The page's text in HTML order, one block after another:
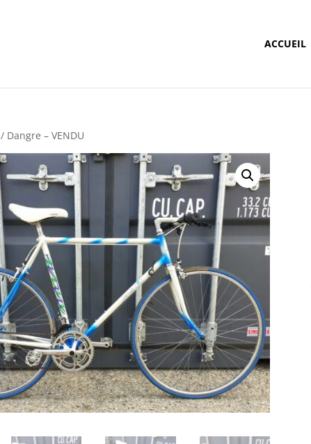
ACCUEIL
/ Dangre – VENDU